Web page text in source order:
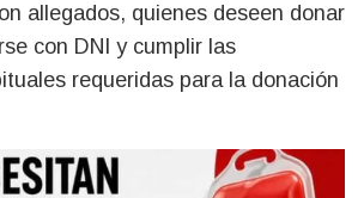
allegados, quienes deseen donar
con DNI y cumplir las
requeridas para la donación